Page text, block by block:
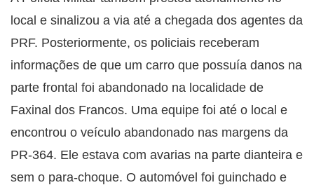
local e sinalizou a via até a chegada dos agentes da
PRF. Posteriormente, os policiais receberam
informações de que um carro que possuía danos na
parte frontal foi abandonado na localidade de
Faxinal dos Francos. Uma equipe foi até o local e
encontrou o veículo abandonado nas margens da
PR-364. Ele estava com avarias na parte dianteira e
sem o para-choque. O automóvel foi guinchado e